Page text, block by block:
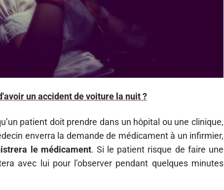
un accident de voiture la nuit ?
patient doit prendre dans un hôpital ou une clinique,
enverra la demande de médicament à un infirmier,
le médicament. Si le patient risque de faire une
avec lui pour l’observer pendant quelques minutes